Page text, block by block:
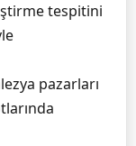
tespitini
pazarları